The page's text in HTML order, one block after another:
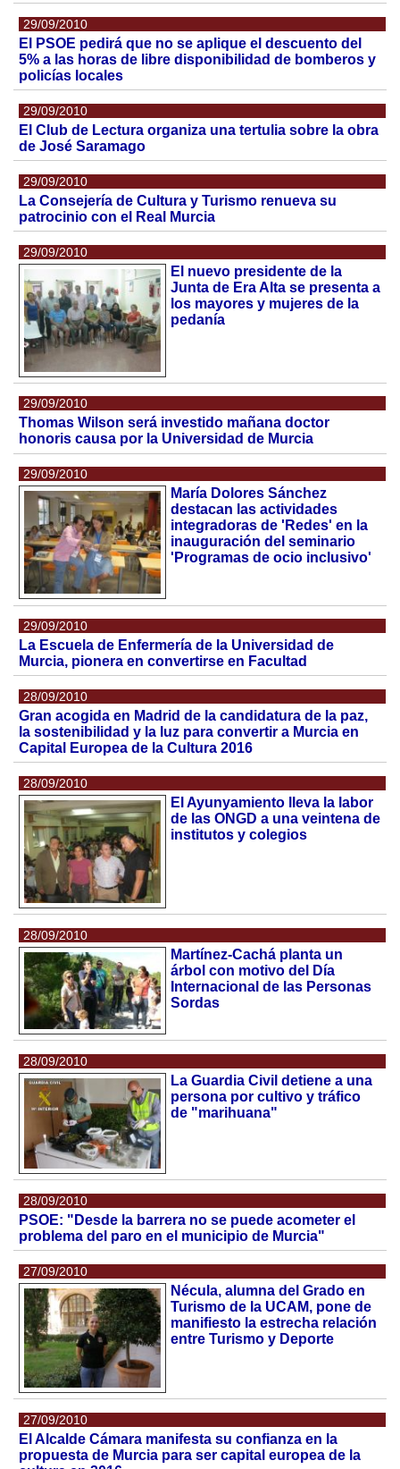
29/09/2010
El PSOE pedirá que no se aplique el descuento del
5% a las horas de libre disponibilidad de bomberos y
policías locales
29/09/2010
El Club de Lectura organiza una tertulia sobre la obra
de José Saramago
29/09/2010
La Consejería de Cultura y Turismo renueva su
patrocinio con el Real Murcia
29/09/2010
El nuevo presidente de la
Junta de Era Alta se presenta a
los mayores y mujeres de la
pedanía
29/09/2010
Thomas Wilson será investido mañana doctor
honoris causa por la Universidad de Murcia
29/09/2010
María Dolores Sánchez
destacan las actividades
integradoras de 'Redes' en la
inauguración del seminario
'Programas de ocio inclusivo'
29/09/2010
La Escuela de Enfermería de la Universidad de
Murcia, pionera en convertirse en Facultad
28/09/2010
Gran acogida en Madrid de la candidatura de la paz,
la sostenibilidad y la luz para convertir a Murcia en
Capital Europea de la Cultura 2016
28/09/2010
El Ayunyamiento lleva la labor
de las ONGD a una veintena de
institutos y colegios
28/09/2010
Martínez-Cachá planta un
árbol con motivo del Día
Internacional de las Personas
Sordas
28/09/2010
La Guardia Civil detiene a una
persona por cultivo y tráfico
de "marihuana"
28/09/2010
PSOE: "Desde la barrera no se puede acometer el
problema del paro en el municipio de Murcia"
27/09/2010
Nécula, alumna del Grado en
Turismo de la UCAM, pone de
manifiesto la estrecha relación
entre Turismo y Deporte
27/09/2010
El Alcalde Cámara manifesta su confianza en la
propuesta de Murcia para ser capital europea de la